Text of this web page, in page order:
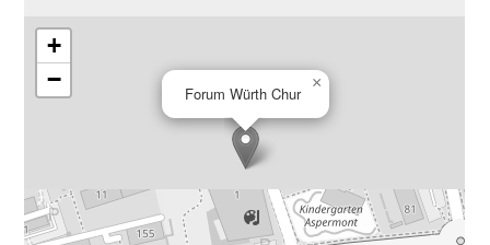
Forum Würth Chur
×
+
−